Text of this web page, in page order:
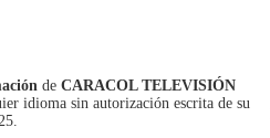
de CARACOL TELEVISIÓN
idioma sin autorización escrita de su